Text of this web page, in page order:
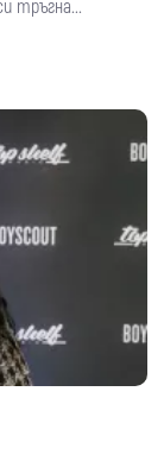
тръгна...